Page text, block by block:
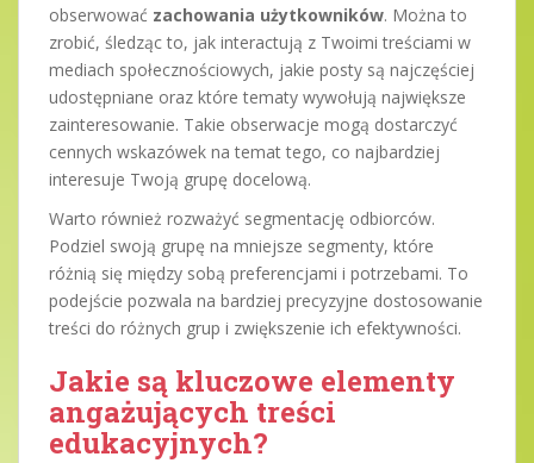
obserwować zachowania użytkowników. Można to
zrobić, śledząc to, jak interactują z Twoimi treściami w
mediach społecznościowych, jakie posty są najczęściej
udostępniane oraz które tematy wywołują największe
zainteresowanie. Takie obserwacje mogą dostarczyć
cennych wskazówek na temat tego, co najbardziej
interesuje Twoją grupę docelową.
Warto również rozważyć segmentację odbiorców.
Podziel swoją grupę na mniejsze segmenty, które
różnią się między sobą preferencjami i potrzebami. To
podejście pozwala na bardziej precyzyjne dostosowanie
treści do różnych grup i zwiększenie ich efektywności.
Jakie są kluczowe elementy
angażujących treści
edukacyjnych?